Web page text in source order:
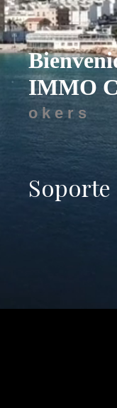
IMMO
o k e r s
Soporte